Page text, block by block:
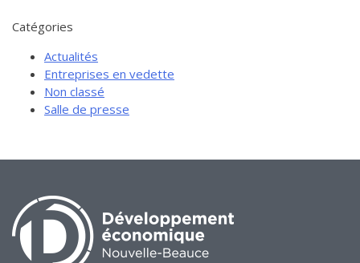
Catégories
Actualités
Entreprises en vedette
Non classé
Salle de presse